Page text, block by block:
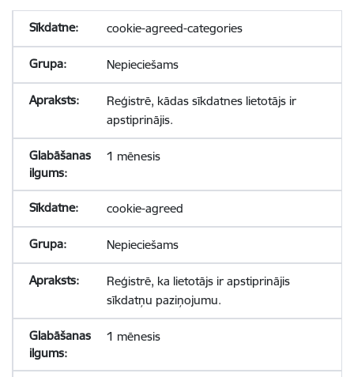
cookie-agreed-categories
Nepieciešams
Reģistrē, kādas sīkdatnes lietotājs ir
apstiprinājis.
1 mēnesis
cookie-agreed
Nepieciešams
Reģistrē, ka lietotājs ir apstiprinājis
sīkdatņu paziņojumu.
1 mēnesis